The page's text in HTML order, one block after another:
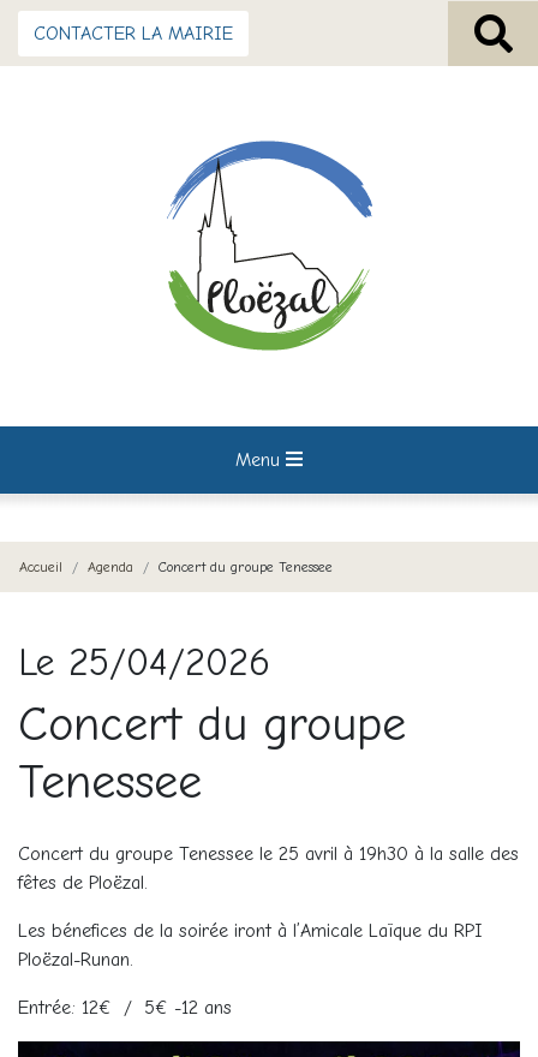
CONTACTER LA MAIRIE
Menu
Accueil Agenda Concert du groupe Tenessee
Le 25/04/2026
Concert du groupe
Tenessee
Concert du groupe Tenessee le 25 avril à 19h30 à la salle des
fêtes de Ploëzal.
Les bénefices de la soirée iront à l’Amicale Laïque du RPI
Ploëzal-Runan.
Entrée: 12€ / 5€ -12 ans